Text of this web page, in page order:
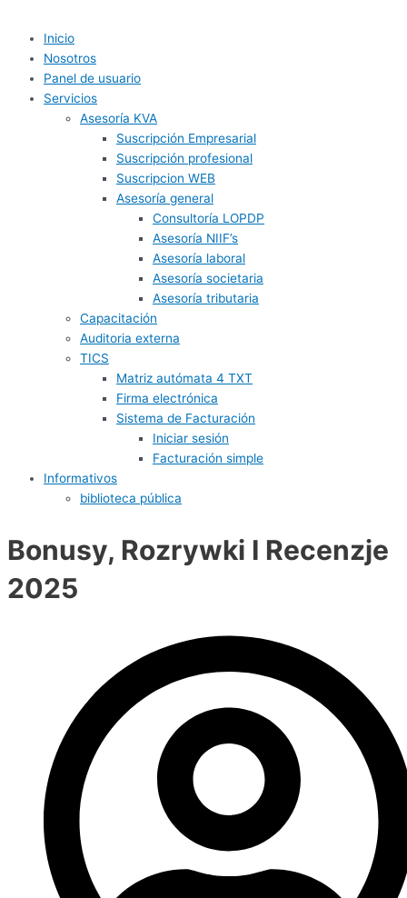
Inicio
Nosotros
Panel de usuario
Servicios
Asesoría KVA
Suscripción Empresarial
Suscripción profesional
Suscripcion WEB
Asesoría general
Consultoría LOPDP
Asesoría NIIF’s
Asesoría laboral
Asesoría societaria
Asesoría tributaria
Capacitación
Auditoria externa
TICS
Matriz autómata 4 TXT
Firma electrónica
Sistema de Facturación
Iniciar sesión
Facturación simple
Informativos
biblioteca pública
Bonusy, Rozrywki I Recenzje
2025